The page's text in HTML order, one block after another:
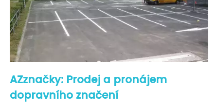
AZznačky: Prodej a pronájem
dopravního značení